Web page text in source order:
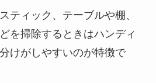
ティック、テーブルや棚、
を掃除するときはハンディ
けがしやすいのが特徴で